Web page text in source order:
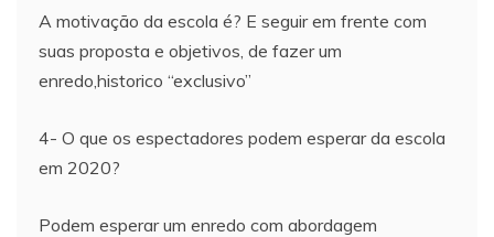
A motivação da escola é? E seguir em frente com
suas proposta e objetivos, de fazer um
enredo,historico “exclusivo”
4- O que os espectadores podem esperar da escola
em 2020?
Podem esperar um enredo com abordagem